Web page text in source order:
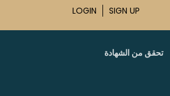
LOGIN SIGN UP
تحقق من الشهادة